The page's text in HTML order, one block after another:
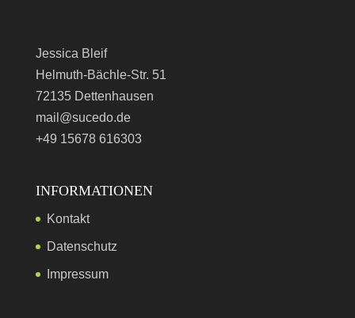
Jessica Bleif
Helmuth-Bächle-Str. 51
72135 Dettenhausen
mail@sucedo.de
+49 15678 616303
INFORMATIONEN
Kontakt
Datenschutz
Impressum